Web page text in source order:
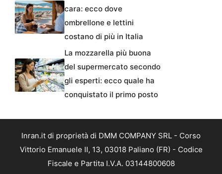
cara: ecco dove
ombrellone e lettini
costano di più in Italia
La mozzarella più buona
del supermercato secondo
gli esperti: ecco quale ha
conquistato il primo posto
Inran.it di proprietà di DMM COMPANY SRL - Corso
Vittorio Emanuele II, 13, 03018 Paliano (FR) - Codice
Fiscale e Partita I.V.A. 03144800608